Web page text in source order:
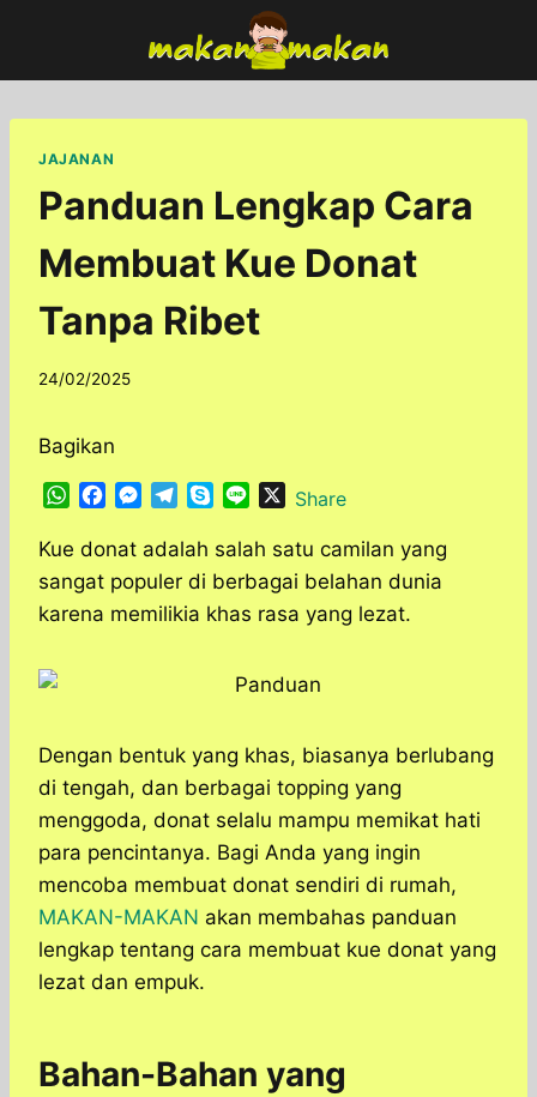
content
JAJANAN
Panduan Lengkap Cara
Membuat Kue Donat
Tanpa Ribet
By
24/02/2025
Bagikan
W
a
t
s
A
c
e
b
o
M
s
s
n
l
e
g
r
y
p
e
n
e
XShare
Kue donat adalah salah satu camilan yang
sangat populer di berbagai belahan dunia
karena memilikia khas rasa yang lezat.
Dengan bentuk yang khas, biasanya berlubang
di tengah, dan berbagai topping yang
menggoda, donat selalu mampu memikat hati
para pencintanya. Bagi Anda yang ingin
mencoba membuat donat sendiri di rumah,
MAKAN-MAKAN akan membahas panduan
lengkap tentang cara membuat kue donat yang
lezat dan empuk.
Bahan-Bahan yang